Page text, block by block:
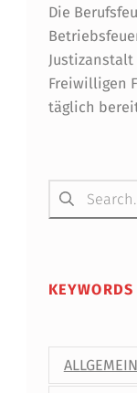
Die
Freiwilligen
täglich
Suchen nach:
KEYWORDS
ALLGEMEIN